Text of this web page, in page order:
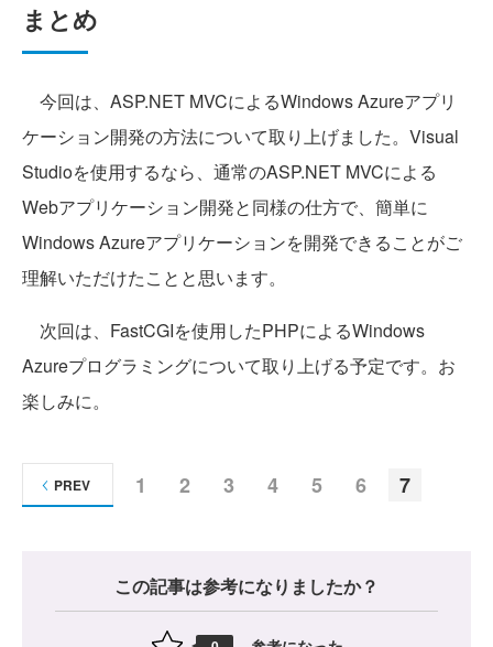
まとめ
今回は、ASP.NET MVCによるWindows Azureアプリ
ケーション開発の方法について取り上げました。Visual
Studioを使用するなら、通常のASP.NET MVCによる
Webアプリケーション開発と同様の仕方で、簡単に
Windows Azureアプリケーションを開発できることがご
理解いただけたことと思います。
次回は、FastCGIを使用したPHPによるWindows
Azureプログラミングについて取り上げる予定です。お
楽しみに。
1 2 3 4 5 6 7
PREV
この記事は参考になりましたか？